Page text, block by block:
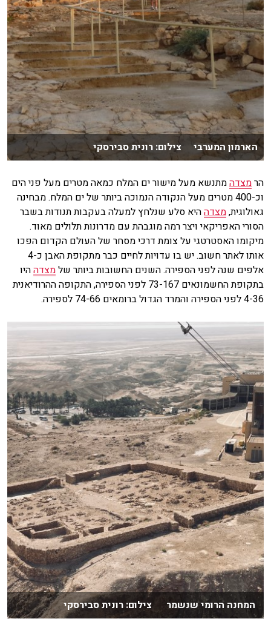
הארמון המערבי צילום: רונית סבירסקי
הרמצדהמתנשא מעל מישור ים המלח כמאה מטרים מעל פני הים
וכ-400 מטרים מעל הנקודה הנמוכה ביותר של ים המלח. מבחינה
גאולוגית,מצדההיא סלע שנלחץ למעלה בעקבות תנודות בשבר
הסורי האפריקאי ויצר רמה מוגבהת עם מדרונות תלולים מאוד.
מיקומו האסטרטגי על צומת דרכי מסחר של העולם הקדום הפכו
אותו לאתר חשוב. יש בו עדויות לחיים כבר מתקופת האבן כ-4
אלפים שנה לפני הספירה. השנים החשובות ביותר שלמצדההיו
בתקופת החשמונאים 73-167 לפני הספירה, התקופה ההרודיאנית
4-36 לפני הספירה והמרד הגדול ברומאים 74-66 לספירה.
המחנה הרומי שנשמר צילום: רונית סבירסקי